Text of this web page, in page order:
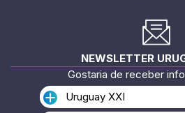
NEWSLETTER
Gostaria de receber
Uruguay XXI